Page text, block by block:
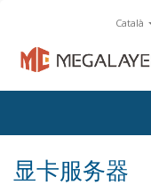
Català
显卡服务器